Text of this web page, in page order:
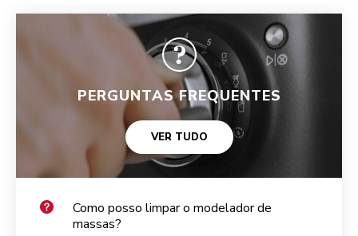
PERGUNTAS FREQUENTES
VER TUDO
Como posso limpar o modelador de
massas?